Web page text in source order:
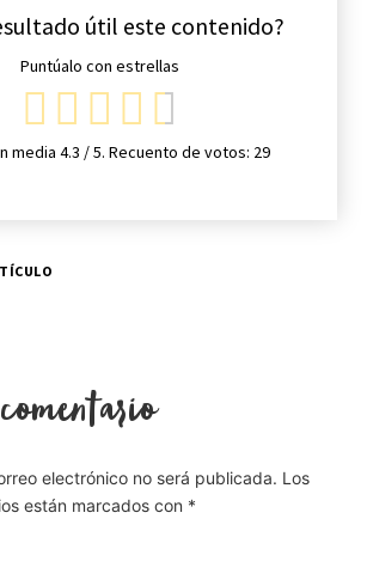
útil este contenido?
Puntúalo con estrellas
media 4.3 / 5. Recuento de votos: 29
electrónico no será publicada. Los
están marcados con *